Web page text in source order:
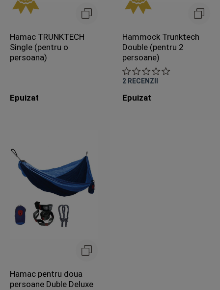
Hamac TRUNKTECH
Single (pentru o
persoana)
Epuizat
Hammock Trunktech
Double (pentru 2
persoane)
2 RECENZII
Epuizat
Hamac pentru doua
persoane Duble Deluxe